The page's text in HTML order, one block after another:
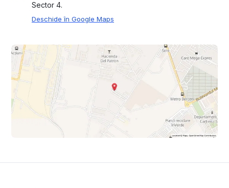
Sector 4.
Deschide în Google Maps